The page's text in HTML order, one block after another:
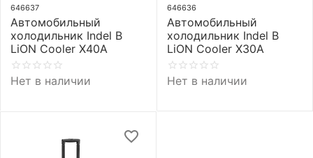
646637
Автомобильный
холодильник Indel B
LiON Cooler X40A
Нет в наличии
646636
Автомобильный
холодильник Indel B
LiON Cooler X30A
Нет в наличии